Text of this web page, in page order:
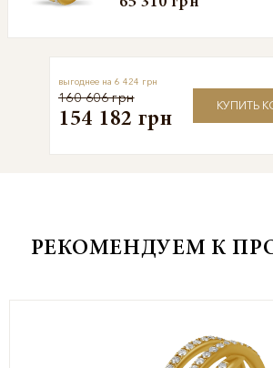
6 424 грн
160 606 грн
154 182 грн
КУПИТЬ
РЕКОМЕНДУЕМ К